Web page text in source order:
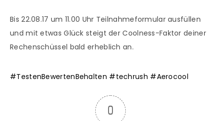
Bis 22.08.17 um 11.00 Uhr Teilnahmeformular ausfüllen
und mit etwas Glück steigt der Coolness-Faktor deiner
Rechenschüssel bald erheblich an.
#TestenBewertenBehalten #techrush #Aerocool
0